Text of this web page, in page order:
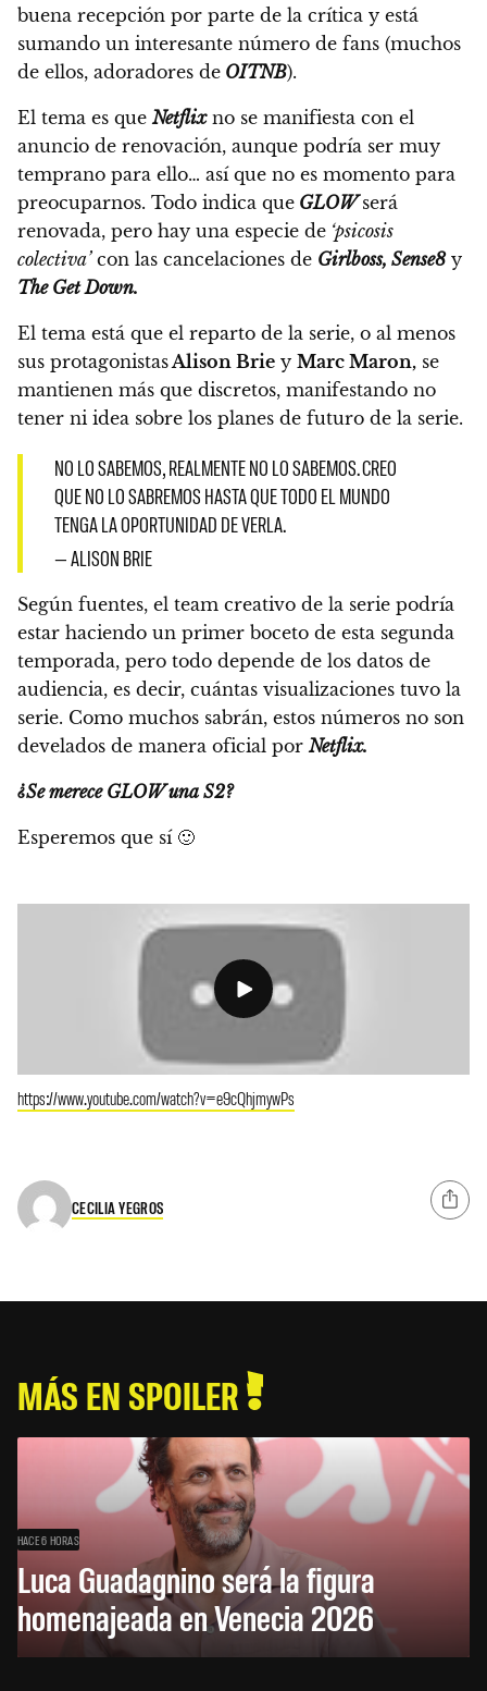
buena recepción por parte de la crítica y está
sumando un interesante número de fans (muchos
de ellos, adoradores de OITNB).
El tema es queNetflixno se manifiesta con el
anuncio de renovación, aunque podría ser muy
temprano para ello… así que no es momento para
preocuparnos. Todo indica que GLOW será
renovada, pero hay una especie de ‘psicosis
colectiva’con las cancelaciones de Girlboss, Sense8y
The Get Down.
El tema está que el reparto de la serie, o al menos
sus protagonistasAlison Brie y Marc Maron, se
mantienen más que discretos, manifestando no
tener ni idea sobre los planes de futuro de la serie.
NO LO SABEMOS, REALMENTE NO LO SABEMOS. CREO
QUE NO LO SABREMOS HASTA QUE TODO EL MUNDO
TENGA LA OPORTUNIDAD DE VERLA.
— ALISON BRIE
Según fuentes, el team creativo de la serie podría
estar haciendo un primer boceto de esta segunda
temporada, pero todo depende de los datos de
audiencia, es decir, cuántas visualizaciones tuvo la
serie. Como muchos sabrán, estos números no son
develados de manera oficial por Netflix.
¿Se merece GLOW una S2?
Esperemos que sí 🙂
https://www.youtube.com/watch?v=e9cQhjmywPs
CECILIA YEGROS
MÁS EN SPOILER
HACE 6 HORAS
Luca Guadagnino será la figura
homenajeada en Venecia 2026